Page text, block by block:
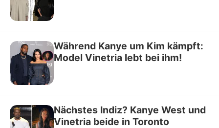
Während Kanye um Kim kämpft:
Model Vinetria lebt bei ihm!
Nächstes Indiz? Kanye West und
Vinetria beide in Toronto